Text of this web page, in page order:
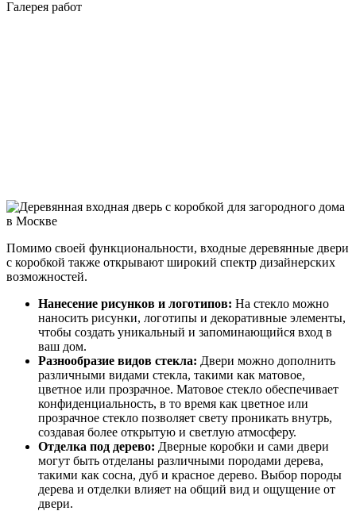
Галерея работ
Помимо своей функциональности, входные деревянные двери
с коробкой также открывают широкий спектр дизайнерских
возможностей.
Нанесение рисунков и логотипов: На стекло можно
наносить рисунки, логотипы и декоративные элементы,
чтобы создать уникальный и запоминающийся вход в
ваш дом.
Разнообразие видов стекла: Двери можно дополнить
различными видами стекла, такими как матовое,
цветное или прозрачное. Матовое стекло обеспечивает
конфиденциальность, в то время как цветное или
прозрачное стекло позволяет свету проникать внутрь,
создавая более открытую и светлую атмосферу.
Отделка под дерево: Дверные коробки и сами двери
могут быть отделаны различными породами дерева,
такими как сосна, дуб и красное дерево. Выбор породы
дерева и отделки влияет на общий вид и ощущение от
двери.